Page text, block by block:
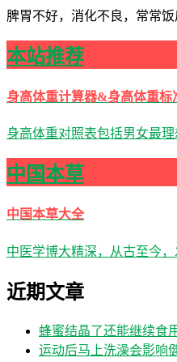
脾胃不好，消化不良，常常
本站推荐
身高体重计算器&身高体重标
身高体重对照表包括男女最
中国本草
中国本草大全
中医学博大精深，从古至今
近期文章
蜂蜜结晶了还能继续食
运动后马上洗澡会影响